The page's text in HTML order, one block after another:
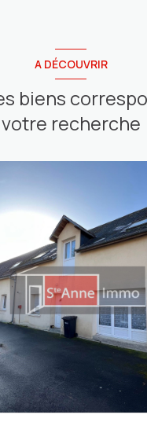
A DÉCOUVRIR
biens
votre recherche